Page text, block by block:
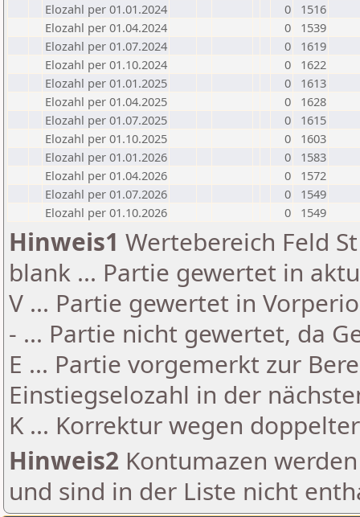
Elozahl per 01.01.2024
0
1516
Elozahl per 01.04.2024
0
1539
Elozahl per 01.07.2024
0
1619
Elozahl per 01.10.2024
0
1622
Elozahl per 01.01.2025
0
1613
Elozahl per 01.04.2025
0
1628
Elozahl per 01.07.2025
0
1615
Elozahl per 01.10.2025
0
1603
Elozahl per 01.01.2026
0
1583
Elozahl per 01.04.2026
0
1572
Elozahl per 01.07.2026
0
1549
Elozahl per 01.10.2026
0 1549
Hinweis1 Wertebereich Feld
blank ... Partie gewertet in
V ... Partie gewertet in
- ... Partie nicht gewertet, da
E ... Partie vorgemerkt zur
Einstiegselozahl in der
K ... Korrektur wegen
Hinweis2 Kontumazen
und sind in der Liste nicht